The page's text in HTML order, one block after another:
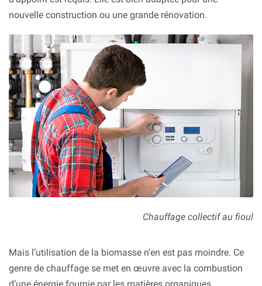
nouvelle construction ou une grande rénovation.
Chauffage collectif au fioul
Mais l’utilisation de la biomasse n’en est pas moindre. Ce
genre de chauffage se met en œuvre avec la combustion